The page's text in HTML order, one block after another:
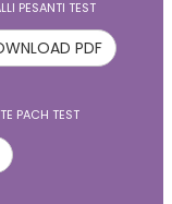
PESANTI TEST
PDF
PACH TEST